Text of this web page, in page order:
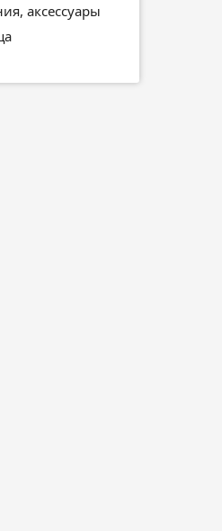
аксессуары